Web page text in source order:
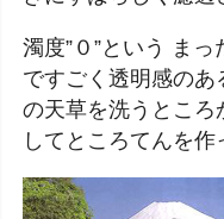
濁度”０”という ま
ですごく透明感の
の天草を洗うところ
してところてんを作